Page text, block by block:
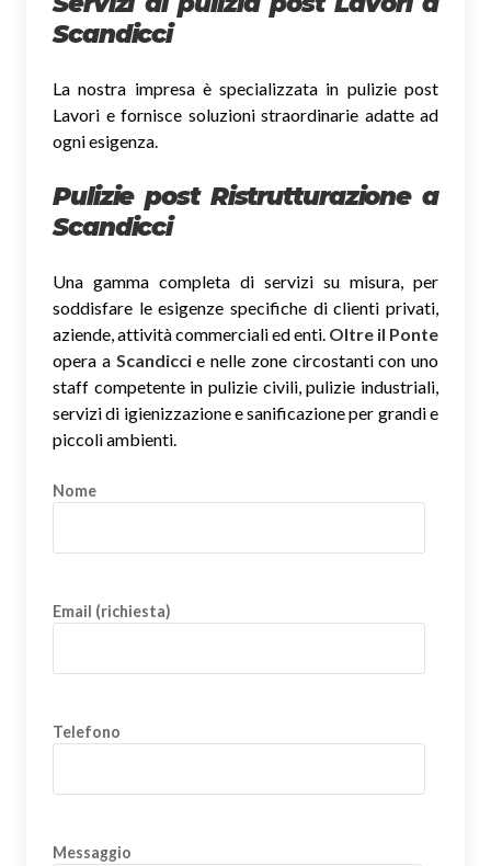
Scandicci
La nostra impresa è specializzata in pulizie post
Lavori e fornisce soluzioni straordinarie adatte ad
ogni esigenza.
Pulizie post Ristrutturazione a
Scandicci
Una gamma completa di servizi su misura, per
soddisfare le esigenze specifiche di clienti privati,
aziende, attività commerciali ed enti. Oltre il Ponte
opera a Scandiccie nelle zone circostanti con uno
staff competente in pulizie civili, pulizie industriali,
servizi di igienizzazione e sanificazione per grandi e
piccoli ambienti.
Nome
Email (richiesta)
Telefono
Messaggio